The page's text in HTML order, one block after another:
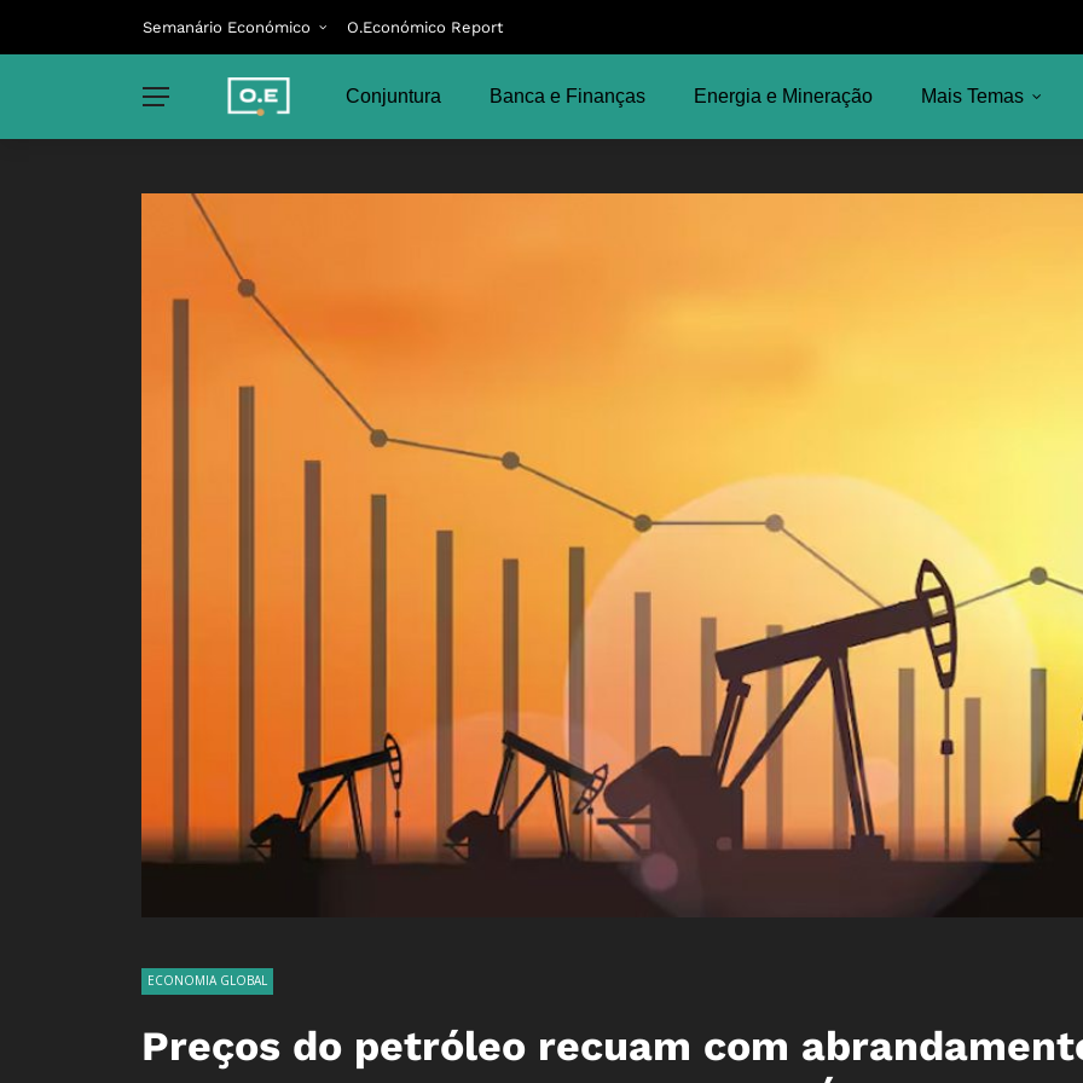
Semanário Económico O.Económico Report
Conjuntura Banca e Finanças Energia e Mineração Mais Temas
ECONOMIA GLOBAL
Preços do petróleo recuam com